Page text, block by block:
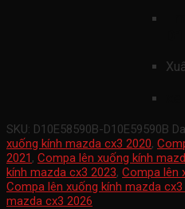
SKU: D10E58590B-D10E59590B
xuống kính mazda cx3 2020,
2021 , Compa lên xuống kính
kính mazda cx3 2023, Compa lên
Compa lên xuống kính mazda cx3
mazda cx3 2026